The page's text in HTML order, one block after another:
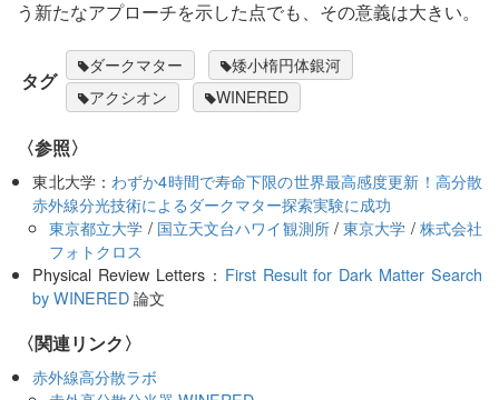
う新たなアプローチを示した点でも、その意義は大きい。
タグ
ダークマター
矮小楕円体銀河
アクシオン
WINERED
〈参照〉
東北大学： わずか4時間で寿命下限の世界最高感度更新！高分散
赤外線分光技術によるダークマター探索実験に成功
東京都立大学 / 国立天文台ハワイ観測所/東京大学 /株式会社
フォトクロス
Physical Review Letters： First Result for Dark Matter Search
by WINERED論文
〈関連リンク〉
赤外線高分散ラボ